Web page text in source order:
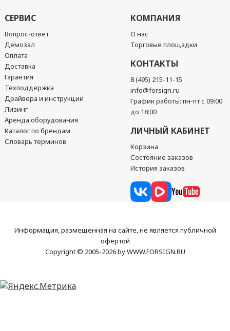
СЕРВИС
Вопрос-ответ
Демозал
Оплата
Доставка
Гарантия
Техподдержка
Драйвера и инструкции
Лизинг
Аренда оборудования
Каталог по брендам
Словарь терминов
КОМПАНИЯ
О нас
Торговые площадки
КОНТАКТЫ
8 (495) 215-11-15
info@forsign.ru
График работы: пн-пт с 09:00
до 18:00
ЛИЧНЫЙ КАБИНЕТ
Корзина
Состояние заказов
История заказов
Информация, размещенная на сайте, не является публичной
офертой
Copyright © 2005-2026 by WWW.FORSIGN.RU